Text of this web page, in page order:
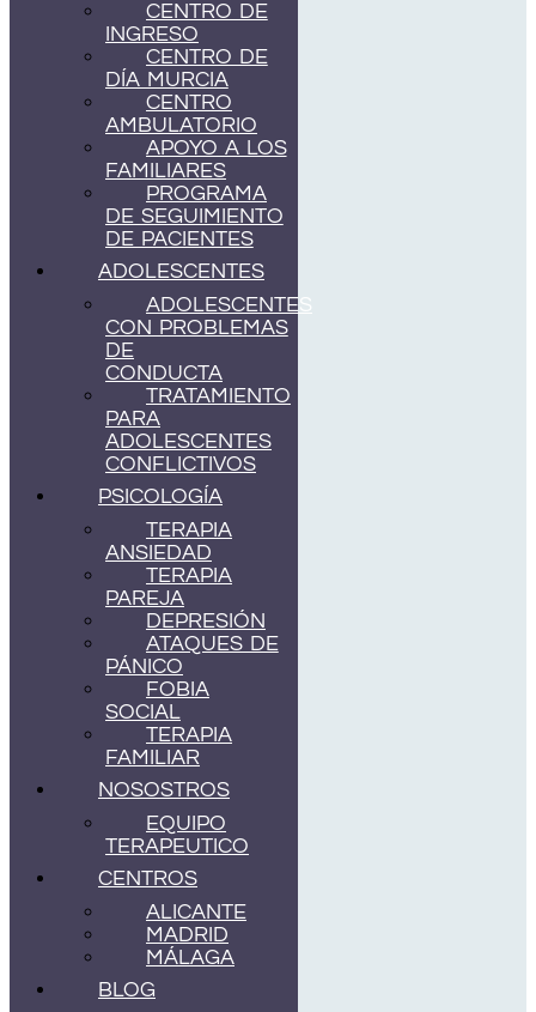
CENTRO DE
INGRESO
CENTRO DE
DÍA MURCIA
CENTRO
AMBULATORIO
APOYO A LOS
FAMILIARES
PROGRAMA
DE SEGUIMIENTO
DE PACIENTES
ADOLESCENTES
ADOLESCENTES
CON PROBLEMAS
DE
CONDUCTA
TRATAMIENTO
PARA
ADOLESCENTES
CONFLICTIVOS
PSICOLOGÍA
TERAPIA
ANSIEDAD
TERAPIA
PAREJA
DEPRESIÓN
ATAQUES DE
PÁNICO
FOBIA
SOCIAL
TERAPIA
FAMILIAR
NOSOSTROS
EQUIPO
TERAPEUTICO
CENTROS
ALICANTE
MADRID
MÁLAGA
BLOG